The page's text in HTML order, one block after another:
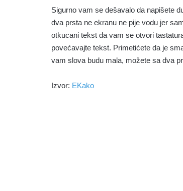
Sigurno vam se dešavalo da napišete
dva prsta ne ekranu ne pije vodu jer
otkucani tekst da vam se otvori
povećavajte tekst. Primetićete da je
vam slova budu mala, možete sa dva
Izvor: EKako